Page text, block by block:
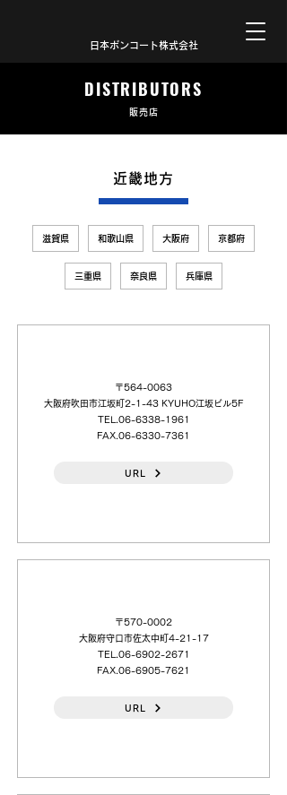
日本ボンコート株式会社
DISTRIBUTORS
販売店
近畿地方
滋賀県 和歌山県 大阪府 京都府
三重県 奈良県 兵庫県
〒564-0063
大阪府吹田市江坂町2-1-43 KYUHO江坂ビル5F
TEL.06-6338-1961
FAX.06-6330-7361
URL
〒570-0002
大阪府守口市佐太中町4-21-17
TEL.06-6902-2671
FAX.06-6905-7621
URL